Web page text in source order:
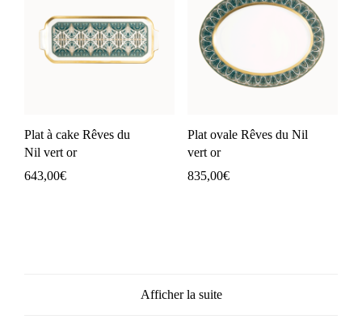
Plat à cake Rêves du
Nil vert or
643,00€
Plat ovale Rêves du Nil
vert or
835,00€
Afficher la suite